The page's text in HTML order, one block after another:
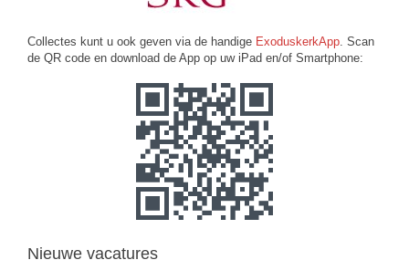
Collectes kunt u ook geven via de handige ExoduskerkApp . Scan
de QR code en download de App op uw iPad en/of Smartphone:
Nieuwe vacatures